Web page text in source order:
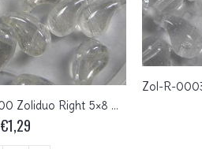
Zol-R-00030-14400 Zoliduo Right 5×8 mm Crystal Shimmer
€1,29